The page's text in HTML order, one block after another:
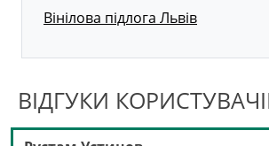
Вінілова підлога Львів
ВІДГУКИ